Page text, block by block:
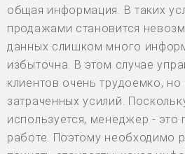
общая информация. В таких
продажами становится
данных слишком много
избыточна. В этом случае
клиентов очень трудоемко, но
затраченных усилий.
используется, менеджер - это
работе. Поэтому необходимо